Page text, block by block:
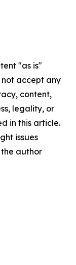
"as is"
accept any
content,
legality, or
in this article.
issues
author